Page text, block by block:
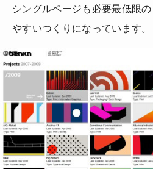
シングルページも必要最低限
やすいつくりになっています。